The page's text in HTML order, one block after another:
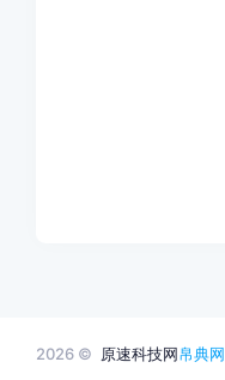
2026 © 原速科技网帛典网